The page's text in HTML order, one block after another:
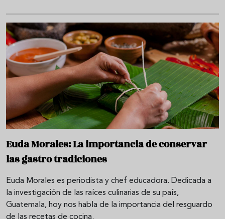
Euda Morales: La importancia de conservar
las gastro tradiciones
Euda Morales es periodista y chef educadora. Dedicada a
la investigación de las raíces culinarias de su país,
Guatemala, hoy nos habla de la importancia del resguardo
de las recetas de cocina.